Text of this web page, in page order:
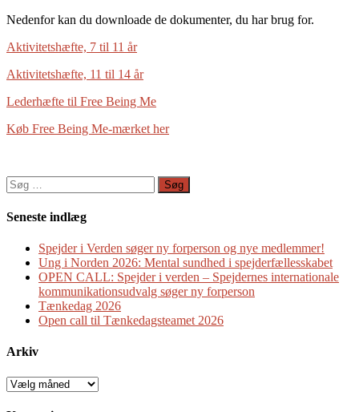
Nedenfor kan du downloade de dokumenter, du har brug for.
Aktivitetshæfte, 7 til 11 år
Aktivitetshæfte, 11 til 14 år
Lederhæfte til Free Being Me
Køb Free Being Me-mærket her
Søg
efter:
Seneste indlæg
Spejder i Verden søger ny forperson og nye medlemmer!
Ung i Norden 2026: Mental sundhed i spejderfællesskabet
OPEN CALL: Spejder i verden – Spejdernes internationale
kommunikationsudvalg søger ny forperson
Tænkedag 2026
Open call til Tænkedagsteamet 2026
Arkiv
Arkiv